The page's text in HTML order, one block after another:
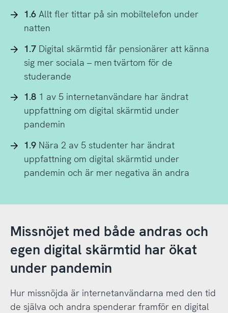
1.6Allt fler tittar på sin mobiltelefon under
natten
1.7 Digital skärmtid får pensionärer att känna
sig mer sociala – men tvärtom för de
studerande
1.81 av 5 internetanvändare har ändrat
uppfattning om digital skärmtid under
pandemin
1.9Nära 2 av 5 studenter har ändrat
uppfattning om digital skärmtid under
pandemin och är mer negativa än andra
Missnöjet med både andras och
egen digital skärmtid har ökat
under pandemin
Hur missnöjda är internetanvändarna med den tid
de själva och andra spenderar framför en digital